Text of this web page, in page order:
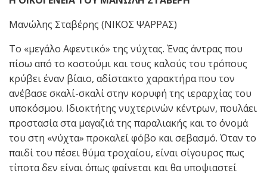
Μανώλης Σταβέρης (ΝΙΚΟΣ ΨΑΡΡΑΣ)
Το «μεγάλο Αφεντικό» της νύχτας. Ένας άντρας που
πίσω από το κοστούμι και τους καλούς του τρόπους
κρύβει έναν βίαιο, αδίστακτο χαρακτήρα που τον
ανέβασε σκαλί-σκαλί στην κορυφή της ιεραρχίας του
υποκόσμου. Ιδιοκτήτης νυχτερινών κέντρων, πουλάει
προστασία στα μαγαζιά της παραλιακής και το όνομά
του στη «νύχτα» προκαλεί φόβο και σεβασμό. Όταν το
παιδί του πέσει θύμα τροχαίου, είναι σίγουρος πως
τίποτα δεν είναι όπως φαίνεται και θα υποψιαστεί